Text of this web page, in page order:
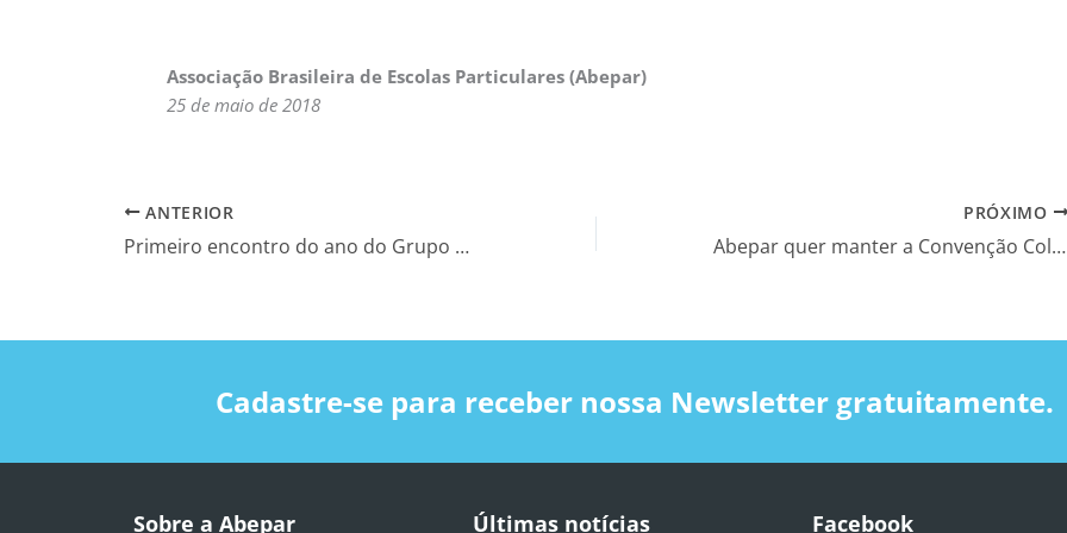
Associação Brasileira de Escolas Particulares (Abepar)
25 de maio de 2018
ANTERIOR
Primeiro encontro do ano do Grupo de Discussão sobre Ciências na Educação Básica acontece no dia 21 de maio. Participe!
PRÓXIMO
Abepar quer manter a Convenção Coletiva dos Professores até 2020
Cadastre-se para receber nossa Newsletter gratuitamente.
Sobre a Abepar Últimas notícias Facebook